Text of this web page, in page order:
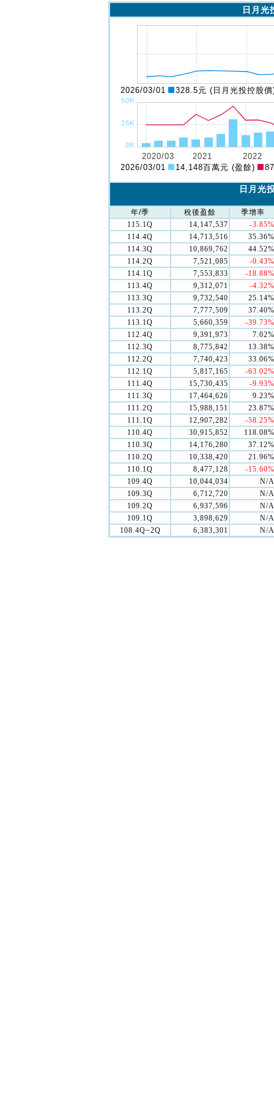
日月
2026/03/01 328.5元 (日月光投控股
2026/03/01 14,148百萬元 (盈餘)
日月光
年/季 稅後盈餘
季增率
115.1Q
14,147,537
-3.85%
114.4Q
14,713,516
35.36%
114.3Q
10,869,762
44.52%
114.2Q
7,521,085
-0.43%
114.1Q
7,553,833
-18.88%
113.4Q
9,312,071
-4.32%
113.3Q
9,732,540
25.14%
113.2Q
7,777,509
37.40%
113.1Q
5,660,359
-39.73%
112.4Q
9,391,973
7.02%
112.3Q
8,775,842
13.38%
112.2Q
7,740,423
33.06%
112.1Q
5,817,165
-63.02%
111.4Q
15,730,435
-9.93%
111.3Q
17,464,626
9.23%
111.2Q
15,988,151
23.87%
111.1Q
12,907,282
-58.25%
110.4Q
30,915,852
118.08%
110.3Q
14,176,280
37.12%
110.2Q
10,338,420
21.96%
110.1Q
8,477,128
-15.60%
109.4Q
10,044,034
N/A
109.3Q
6,712,720
N/A
109.2Q
6,937,596
N/A
109.1Q
3,898,629
N/A
108.4Q~2Q
6,383,301 N/A